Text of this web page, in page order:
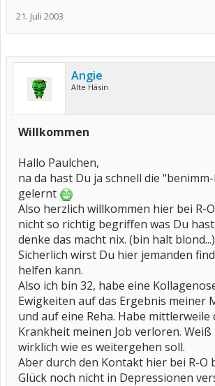
21. Juli 2003
Angie
Alte Häsin
Willkommen
Hallo Paulchen,
na da hast Du ja schnell die
gelernt
Also herzlich willkommen hier bei R-
nicht so richtig begriffen was Du
denke das macht nix. (bin halt blond...)
Sicherlich wirst Du hier jemanden
helfen kann.
Also ich bin 32, habe eine
Ewigkeiten auf das Ergebnis meiner
und auf eine Reha. Habe mittlerweile
Krankheit meinen Job verloren. Weiß
wirklich wie es weitergehen soll.
Aber durch den Kontakt hier bei R-O
Glück noch nicht in Depressionen